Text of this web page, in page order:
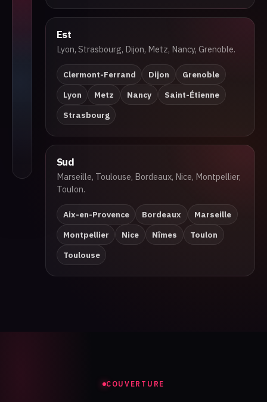
Pays de la Loire
Bordeaux
Nantes
Rennes
Est
Lyon, Strasbourg, Dijon, Metz, Nancy, Grenoble.
Clermont-Ferrand Dijon
Grenoble
Lyon
Metz Nancy
Saint-Étienne
Strasbourg
Sud
Marseille, Toulouse, Bordeaux, Nice, Montpellier,
Toulon.
Aix-en-Provence Bordeaux
Marseille
Montpellier
Nice Nîmes
Toulon
Toulouse
COUVERTURE